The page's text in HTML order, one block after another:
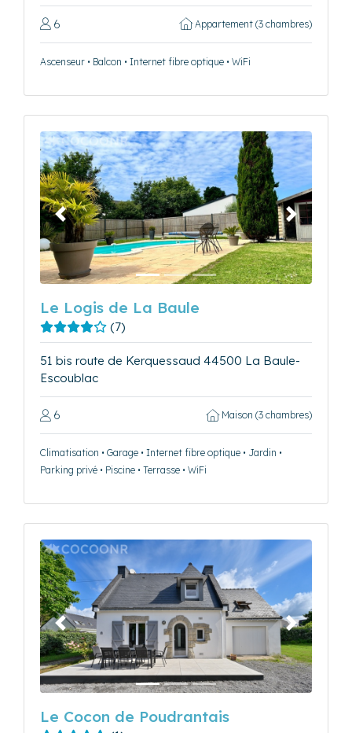
6 Appartement (3 chambres)
Ascenseur • Balcon • Internet fibre optique • WiFi
Précédent Suivant
Le Logis de La Baule
(7)
51 bis route de Kerquessaud 44500 La Baule-
Escoublac
6 Maison (3 chambres)
Climatisation • Garage • Internet fibre optique • Jardin •
Parking privé • Piscine • Terrasse • WiFi
Précédent Suivant
Le Cocon de Poudrantais